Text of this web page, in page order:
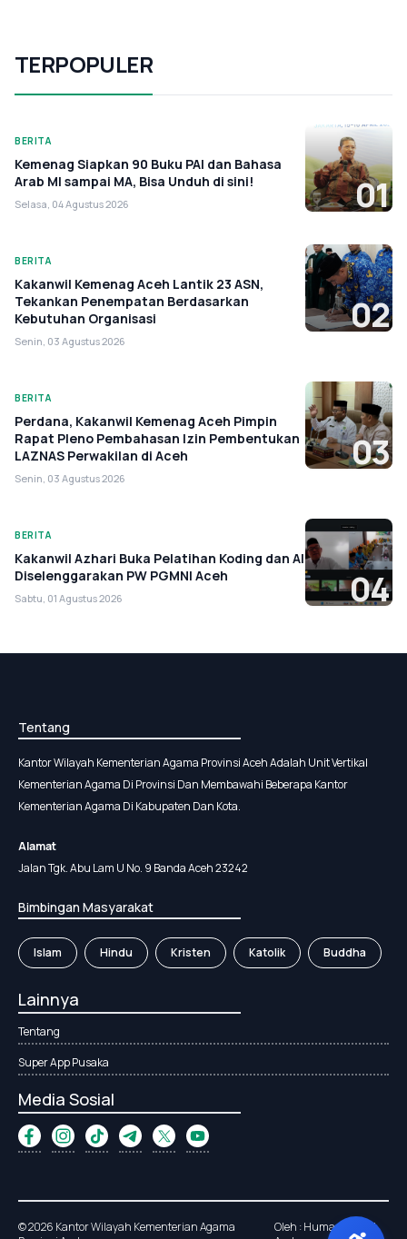
TERPOPULER
BERITA
Kemenag Siapkan 90 Buku PAI dan Bahasa
Arab MI sampai MA, Bisa Unduh di sini!
Selasa, 04 Agustus 2026 01
BERITA
Kakanwil Kemenag Aceh Lantik 23 ASN,
Tekankan Penempatan Berdasarkan
Kebutuhan Organisasi
Senin, 03 Agustus 2026
02
BERITA
Perdana, Kakanwil Kemenag Aceh Pimpin
Rapat Pleno Pembahasan Izin Pembentukan
LAZNAS Perwakilan di Aceh
Senin, 03 Agustus 2026
03
BERITA
Kakanwil Azhari Buka Pelatihan Koding dan AI
Diselenggarakan PW PGMNI Aceh
Sabtu, 01 Agustus 2026 04
Tentang
Kantor Wilayah Kementerian Agama Provinsi Aceh Adalah Unit Vertikal
Kementerian Agama Di Provinsi Dan Membawahi Beberapa Kantor
Kementerian Agama Di Kabupaten Dan Kota.
Alamat
Jalan Tgk. Abu Lam U No. 9 Banda Aceh 23242
Bimbingan Masyarakat
Islam Hindu Kristen Katolik Buddha
Lainnya
Tentang
Super App Pusaka
Media Sosial
© 2026 Kantor Wilayah Kementerian Agama
Oleh : Humas Kanwil